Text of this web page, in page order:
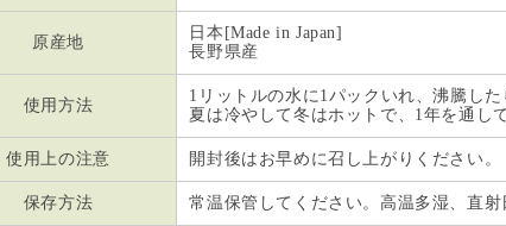
原産地
日本[Made in Japan]
長野県産
使用方法
1リットルの水に1パックいれ、沸騰し
夏は冷やして冬はホットで、1年を通し
使用上の注意 開封後はお早めに召し上がりください。
保存方法 常温保管してください。高温多湿、直射